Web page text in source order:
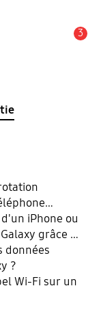
3
iPhone ou
grâce à
données
?
Wi-Fi sur un